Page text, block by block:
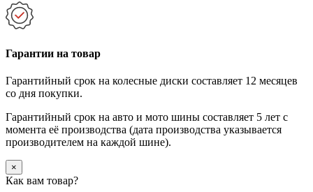
Гарантии на товар
Гарантийный срок на колесные диски составляет 12 месяцев
со дня покупки.
Гарантийный срок на авто и мото шины составляет 5 лет с
момента её производства (дата производства указывается
производителем на каждой шине).
×
Как вам товар?